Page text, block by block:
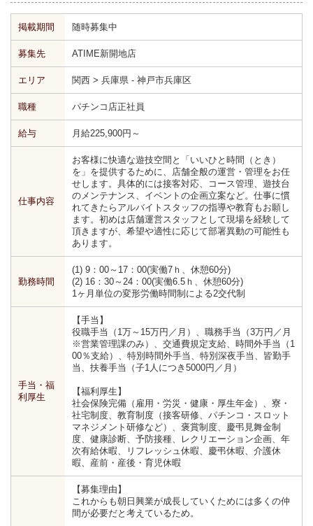
掲載期間 随時募集中
募集先 ATIME新開地店
エリア 関西 > 兵庫県 - 神戸市兵庫区
職種 パチンコ店正社員
給与 月給225,900円～
仕事内容
お客様に快適な遊技空間と「いいひと時間（とき）
を」を提供するために、店舗全般の運営・管理をお任
せします。具体的には接客対応、コース管理、遊技台
のメンテナンス、イベントの企画立案など。仕事に慣
れてきたらアルバイトスタッフの指導や教育もお願し
ます。初めは店舗運営スタッフとして現場を経験して
頂きますが、希望や適性に応じて部署異動の可能性も
あります。
勤務時間
(1) 9：00～17：00(実働7ｈ、休憩60分)
(2) 16：30～24：00(実働6.5ｈ、休憩60分)
1ヶ月単位の変形労働時間制による2交代制
手当・福
利厚生
【手当】
役職手当（1万～15万円／月）、職務手当（3万円／月
※営業管理課のみ）、交通費規定支給、時間外手当（1
00％支給）、特別時間外手当、特別深夜手当、皆勤手
当、扶養手当（子1人につき5000円／月）
【福利厚生】
社会保険完備（雇用・労災・健康・厚生年金）、寮・
社宅制度、教育制度（接客研修、パチンコ・スロット
マネジメント研修など）、褒賞制度、慶弔見舞金制
度、健康診断、予防接種、レクリエーション企画、年
次有給休暇、リフレッシュ休暇、慶弔休暇、介護休
暇、産前・産後・育児休暇
【募集理由】
これからも朝日興業が成長していくためには多くの仲
間が必要だと考えているため。